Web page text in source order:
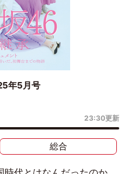
年5月号
23:30更新
総合